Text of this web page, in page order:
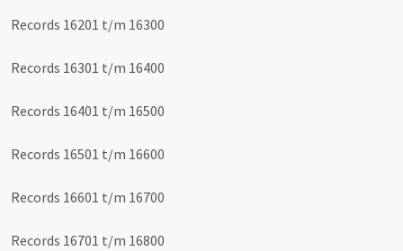
Records 16201 t/m 16300
Records 16301 t/m 16400
Records 16401 t/m 16500
Records 16501 t/m 16600
Records 16601 t/m 16700
Records 16701 t/m 16800